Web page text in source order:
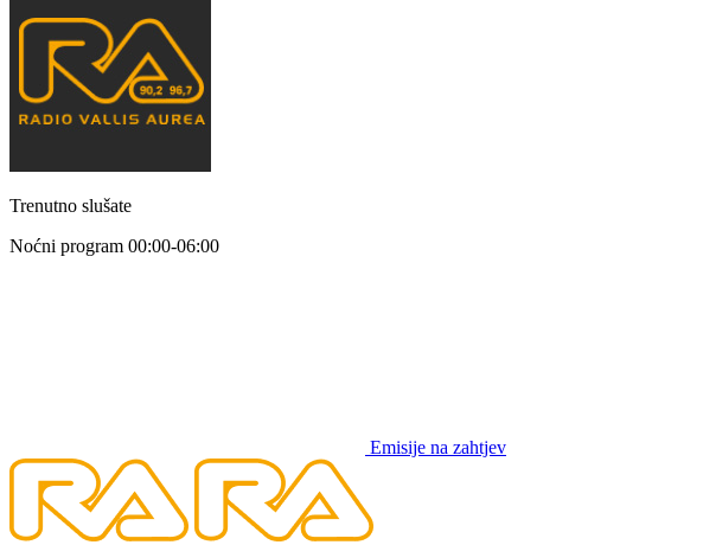
Trenutno slušate
Noćni program 00:00-06:00
Emisije na zahtjev